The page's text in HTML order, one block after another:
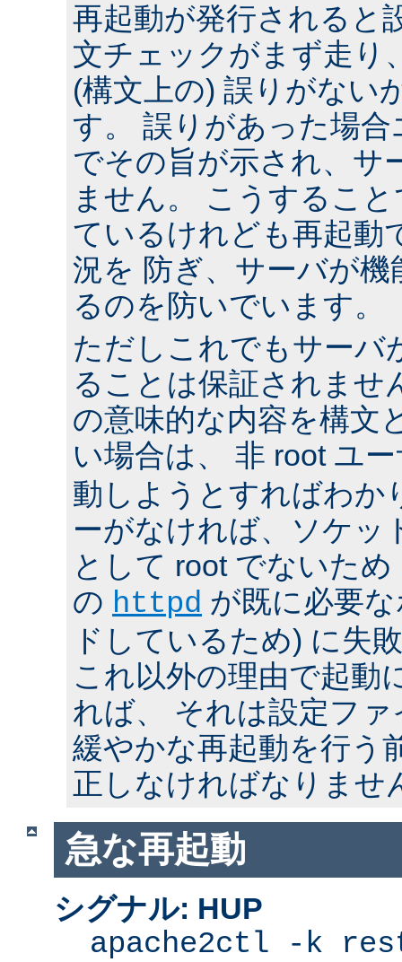
再起動が発行されると
文チェックがまず走り
(構文上の) 誤りがない
す。 誤りがあった場
でその旨が示され、サ
ません。 こうするこ
ているけれども再起動
況を 防ぎ、サーバが
るのを防いでいます。
ただしこれでもサーバ
ることは保証されませ
の意味的な内容を構文
い場合は、 非 root ユ
動しようとすればわか
ーがなければ、ソケッ
として root でないた
の httpd が既に必要
ドしているため) に失
これ以外の理由で起動
れば、 それは設定フ
緩やかな再起動を行う
正しなければなりませ
急な再起動
シグナル: HUP
apache2ctl -k